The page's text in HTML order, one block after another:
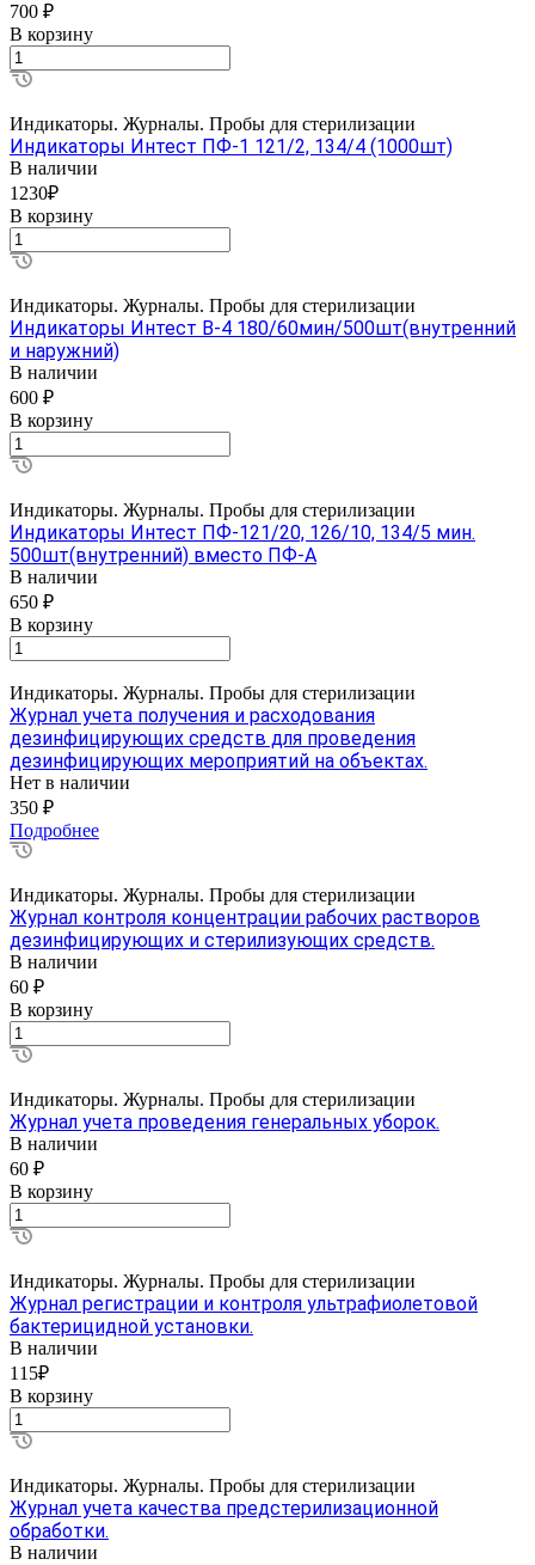
700 ₽
В корзину
Индикаторы. Журналы. Пробы для стерилизации
Индикаторы Интест ПФ-1 121/2, 134/4 (1000шт)
В наличии
1230₽
В корзину
Индикаторы. Журналы. Пробы для стерилизации
Индикаторы Интест В-4 180/60мин/500шт(внутренний
и наружний)
В наличии
600 ₽
В корзину
Индикаторы. Журналы. Пробы для стерилизации
Индикаторы Интест ПФ-121/20, 126/10, 134/5 мин.
500шт(внутренний) вместо ПФ-А
В наличии
650 ₽
В корзину
Индикаторы. Журналы. Пробы для стерилизации
Журнал учета получения и расходования
дезинфицирующих средств для проведения
дезинфицирующих мероприятий на объектах.
Нет в наличии
350 ₽
Подробнее
Индикаторы. Журналы. Пробы для стерилизации
Журнал контроля концентрации рабочих растворов
дезинфицирующих и стерилизующих средств.
В наличии
60 ₽
В корзину
Индикаторы. Журналы. Пробы для стерилизации
Журнал учета проведения генеральных уборок.
В наличии
60 ₽
В корзину
Индикаторы. Журналы. Пробы для стерилизации
Журнал регистрации и контроля ультрафиолетовой
бактерицидной установки.
В наличии
115₽
В корзину
Индикаторы. Журналы. Пробы для стерилизации
Журнал учета качества предстерилизационной
обработки.
В наличии